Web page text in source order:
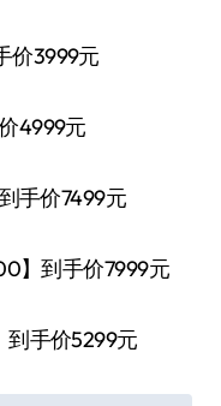
价3999元
4999元
手价7499元
】到手价7999元
到手价5299元